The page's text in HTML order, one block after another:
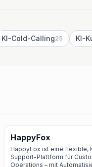
KI-Cold-Calling25
HappyFox
HappyFox ist eine flexible,
Support-Plattform für
Operations – mit